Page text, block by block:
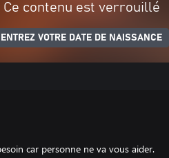
Ce contenu est verrouillé
ENTREZ VOTRE DATE DE NAISSANCE
car personne ne va vous aider.